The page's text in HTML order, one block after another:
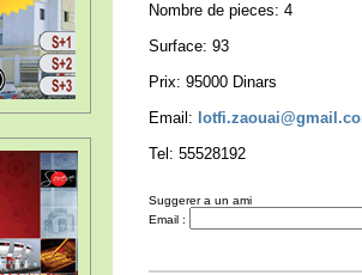
Nombre de pieces: 4
Surface: 93
Prix: 95000 Dinars
Email:
Tel: 55528192
Suggerer a un ami
Email :